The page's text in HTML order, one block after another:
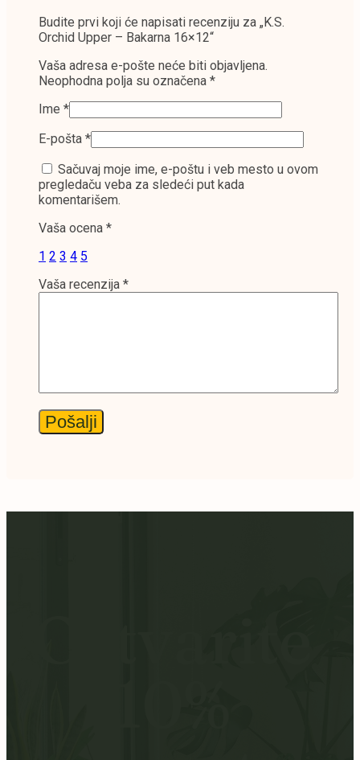
Budite prvi koji će napisati recenziju za „K.S.
Orchid Upper – Bakarna 16×12“
Vaša adresa e-pošte neće biti objavljena.
Neophodna polja su označena *
Ime *
E-pošta *
Sačuvaj moje ime, e-poštu i veb mesto u ovom
pregledaču veba za sledeći put kada
komentarišem.
Vaša ocena *
1 2 3 4 5
Vaša recenzija *